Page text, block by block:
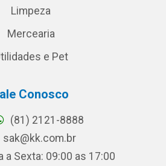
Limpeza
Mercearia
e Pet
Conosco
(81) 2121-8888
sak@kk.com.br
a Sexta: 09:00 as 17:00